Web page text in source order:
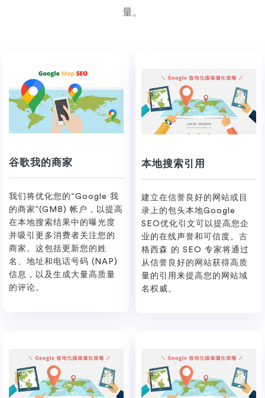
量。
谷歌我的商家
我们将优化您的“Google 我
的商家”(GMB) 帐户，以提高
在本地搜索结果中的曝光度
并吸引更多消费者关注您的
商家。这包括更新您的姓
名、地址和电话号码 (NAP)
信息，以及生成大量高质量
的评论。
本地搜索引用
建立在信誉良好的网站或目
录上的包头本地Google
SEO优化引文可以提高您企
业的在线声誉和可信度。古
格西森 的 SEO 专家将通过
从信誉良好的网站获得高质
量的引用来提高您的网站域
名权威。